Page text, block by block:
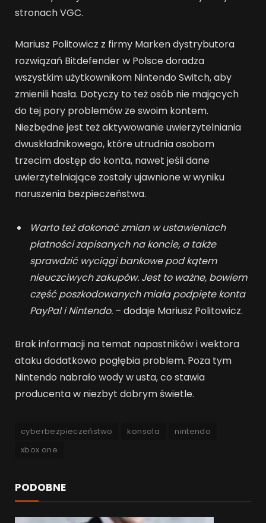
stronach VGC.
Mariusz Politowicz z firmy Marken dystrybutora
rozwiązań Bitdefender w Polsce doradza
wszystkim użytkownikom Nintendo Switch, aby
zmienili hasła. Dotyczy to też osób nie mających
do tej pory problemów ze swoim kontem.
Niezbędne jest też aktywowanie uwierzytelniania
dwuskładnikowego, które utrudnia osobom
trzecim dostęp do konta, nawet jeśli dane
uwierzytelniające zostały ujawnione w wyniku
naruszenia bezpieczeństwa.
Warto też dokonać zmian w ustawieniach
płatności zapisanych na koncie, a także
sprawdzić wyciągi bankowe pod kątem
nieuczciwych zakupów. Jest to ważne, bowiem
część poszkodowanych miała podpięte konta
PayPal i Nintendo. – dodaje Mariusz Politowicz.
Brak informacji na temat napastników i wektora
ataku dodatkowo pogłębia problem. Poza tym
Nintendo nabrało wody w usta, co stawia
producenta w niezbyt dobrym świetle.
cyberbezpieczeństwo konsola
nintendo
xbox one
PODOBNE